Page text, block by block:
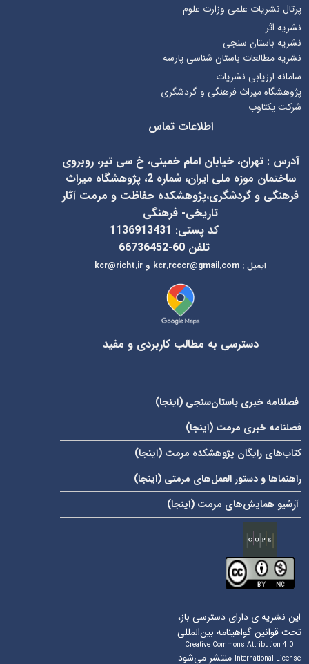
پرتال نشریات علمی وزارت علوم
نشریه اثر
نشریه باستان سنجی
نشریه مطالعات باستان شناسی پارسه
سامانه ارزیابی نشریات
پژوهشگاه میراث فرهنگی و گردشگری
شرکت یکتاوب
اطلاعات تماس
آدرس : تهران، خیابان امام خمینی، خ سی تیر، روبروی
ساختمان موزه ملی ایران، شماره 2، پژوهشگاه میراث
فرهنگی و گردشگری،پژوهشکده حفاظت و مرمت آثار
تاریخی- فرهنگی
کد پستی: 1136913431
تلفن 60-66736452
ایمیل:
kcr@richt.ir و kcr.rcccr@gmail.com
دسترسی به مطالب کاربردی و مفید
فصلنامه خبری باستان‌سنجی ( اینجا)
فصلنامه خبری مرمت ( اینجا)
کتاب‌های رایگان پژوهشکده مرمت ( اینجا)
راهنماها و دستور العمل‌های مرمتی ( اینجا)
آرشیو همایش‌های مرمت ( اینجا)
این نشریه ی دارای دسترسی باز،
تحت قوانین گواهینامه بین‌المللی
Creative Commons Attribution 4.0
International Licenseمنتشر می‌شود